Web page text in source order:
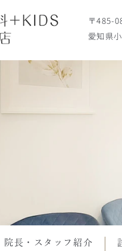
〒485-
愛知県
院長・スタッフ紹介